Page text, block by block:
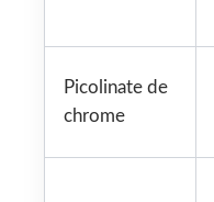
Picolinate de
chrome